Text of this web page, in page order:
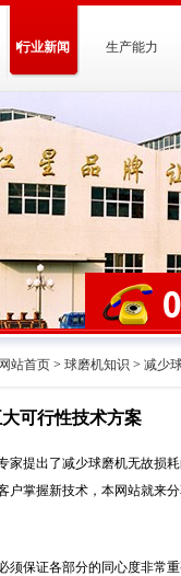
行业新闻 生产能力
网站首页> 球磨机知识 > 减少
可行性技术方案
提出了减少球磨机无故损
掌握新技术，本网站就来
保证各部分的同心度非常